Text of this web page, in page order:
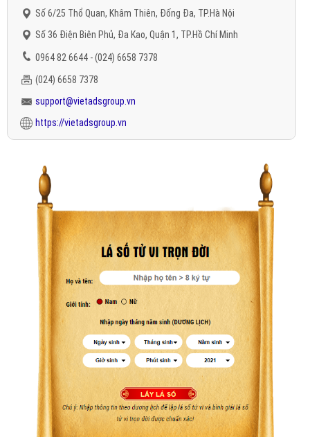
Số 6/25 Thổ Quan, Khâm Thiên, Đống Đa, TP.Hà Nội
Số 36 Điện Biên Phủ, Đa Kao, Quận 1, TP.Hồ Chí Minh
0964 82 6644 - (024) 6658 7378
(024) 6658 7378
support@vietadsgroup.vn
https://vietadsgroup.vn